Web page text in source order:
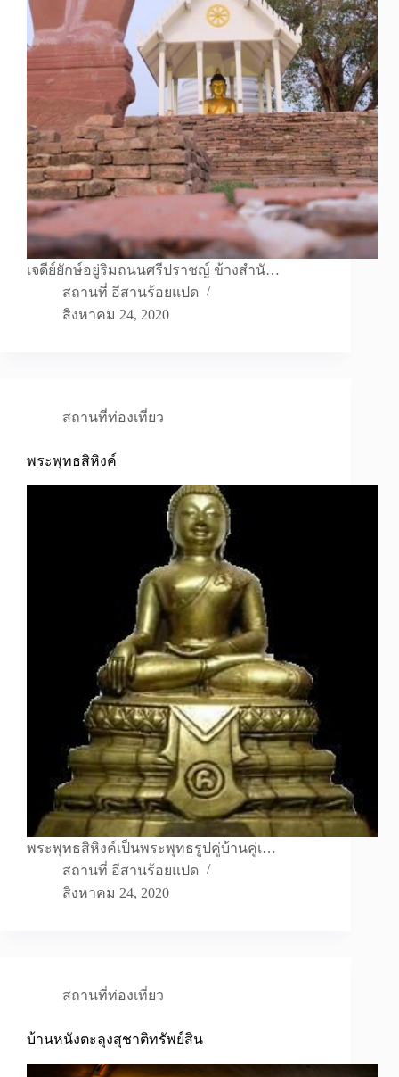
เจดีย์ยักษ์อยู่ริมถนนศรีปราชญ์ ข้างสำนั…
สถานที่ อีสานร้อยแปด
สิงหาคม 24, 2020
สถานที่ท่องเที่ยว
พระพุทธสิหิงค์
พระพุทธสิหิงค์เป็นพระพุทธรูปคู่บ้านคู่เ…
สถานที่ อีสานร้อยแปด
สิงหาคม 24, 2020
สถานที่ท่องเที่ยว
บ้านหนังตะลุงสุชาติทรัพย์สิน